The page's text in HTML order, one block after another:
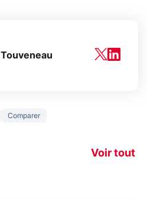
Comparer
Voir tout
prochaine